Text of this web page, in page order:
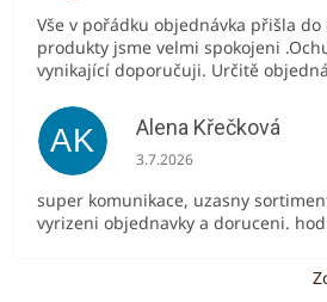
Vše v pořádku objednávka přišla
produkty jsme velmi spokojeni
vynikající doporučuji. Určitě
AK Alena Křečková
Hodnocení obchodu je 5
3.7.2026
super komunikace, uzasny
vyrizeni objednavky a doruceni.